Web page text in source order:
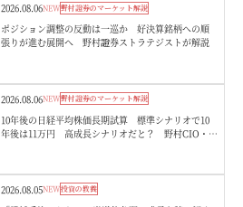
2026.08.06NEW野村證券のマーケット解説
ポジション調整の反動は一巡か 好決算銘柄への順
張りが進む展開へ 野村證券ストラテジストが解説
2026.08.06NEW野村證券のマーケット解説
10年後の日経平均株価長期試算 標準シナリオで10
年後は11万円 高成長シナリオだと？ 野村CIO・宮
2026.08.05NEW投資の教養